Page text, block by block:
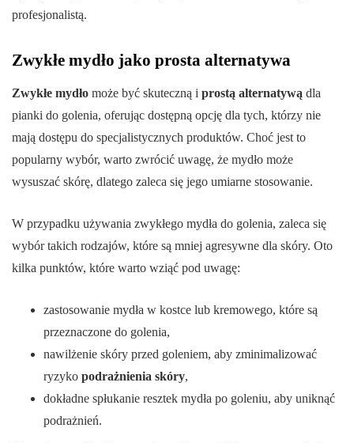
profesjonalistą.
Zwykłe mydło jako prosta alternatywa
Zwykłe mydło może być skuteczną i prostą alternatywą dla
pianki do golenia, oferując dostępną opcję dla tych, którzy nie
mają dostępu do specjalistycznych produktów. Choć jest to
popularny wybór, warto zwrócić uwagę, że mydło może
wysuszać skórę, dlatego zaleca się jego umiarne stosowanie.
W przypadku używania zwykłego mydła do golenia, zaleca się
wybór takich rodzajów, które są mniej agresywne dla skóry. Oto
kilka punktów, które warto wziąć pod uwagę:
zastosowanie mydła w kostce lub kremowego, które są
przeznaczone do golenia,
nawilżenie skóry przed goleniem, aby zminimalizować
ryzyko podrażnienia skóry,
dokładne spłukanie resztek mydła po goleniu, aby uniknąć
podrażnień.